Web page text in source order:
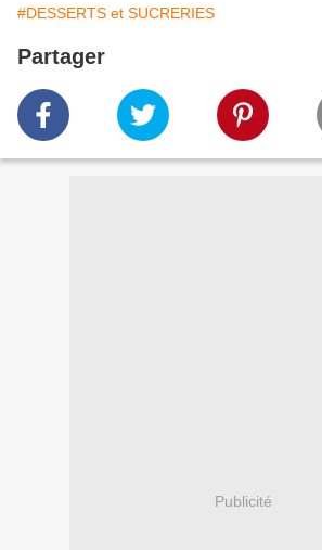
#DESSERTS et SUCRERIES
Partager
Publicité